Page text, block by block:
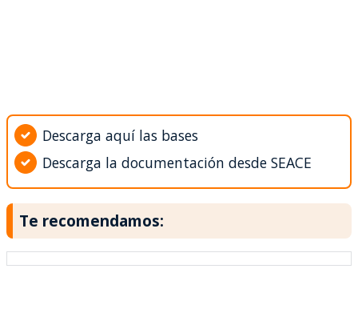
Descarga aquí las bases
Descarga la documentación desde SEACE
Te recomendamos: